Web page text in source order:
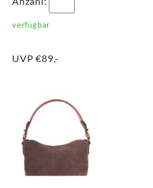
verfügbar
UVP €89,-